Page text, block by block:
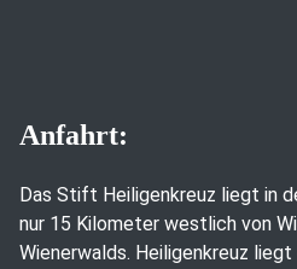
Anfahrt:
Das Stift Heiligenkreuz liegt in
nur 15 Kilometer westlich von
Wienerwalds. Heiligenkreuz